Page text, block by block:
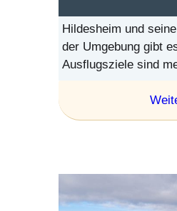
Hildesheim und
der Umgebung gibt
Ausflugsziele sind